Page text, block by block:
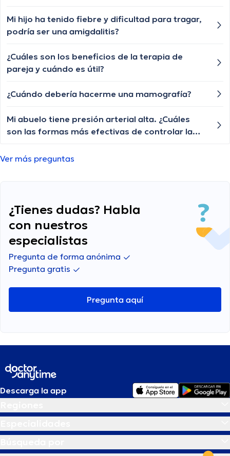
Mi hijo ha tenido fiebre y dificultad para tragar,
podría ser una amigdalitis?
¿Cuáles son los beneficios de la terapia de
pareja y cuándo es útil?
¿Cuándo debería hacerme una mamografía?
Mi abuelo tiene presión arterial alta. ¿Cuáles
son las formas más efectivas de controlar la
Ver más preguntas
¿Tienes dudas? Habla
con nuestros
especialistas
Pregunta de forma anónima
Pregunta gratis
Pregunta aquí
Descarga la app